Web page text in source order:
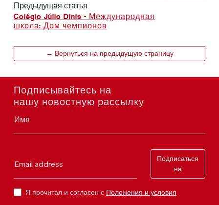
Предыдущая статья
Colégio Júlio Dinis - Международная
школа: Дом чемпионов
← Вернуться на предыдущую страницу
Подписывайтесь на
нашу новостную рассылку
Имя
Email address
Подписаться
на
Я прочитал и согласен с Положения и условия